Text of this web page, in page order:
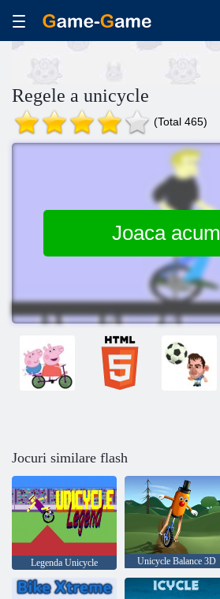
Regele a unicycle
(Total 465)
Joaca acum
Jocuri similare flash
Legenda Unicycle Unicycle Balance 3D